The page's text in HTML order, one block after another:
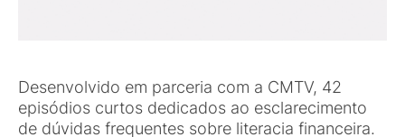
Desenvolvido em parceria com a CMTV, 42
episódios curtos dedicados ao esclarecimento
de dúvidas frequentes sobre literacia financeira.